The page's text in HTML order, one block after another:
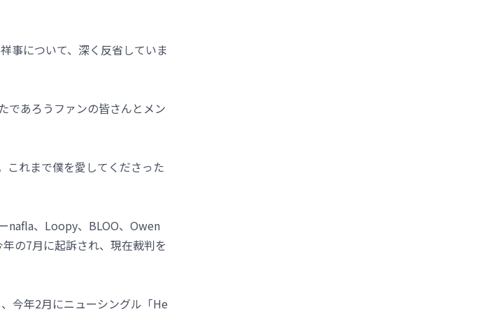
事について、深く反省していま
であろうファンの皆さんとメン
これまで僕を愛してくださった
nafla、Loopy、BLOO、Owen
の7月に起訴され、現在裁判を
今年2月にニューシングル「He